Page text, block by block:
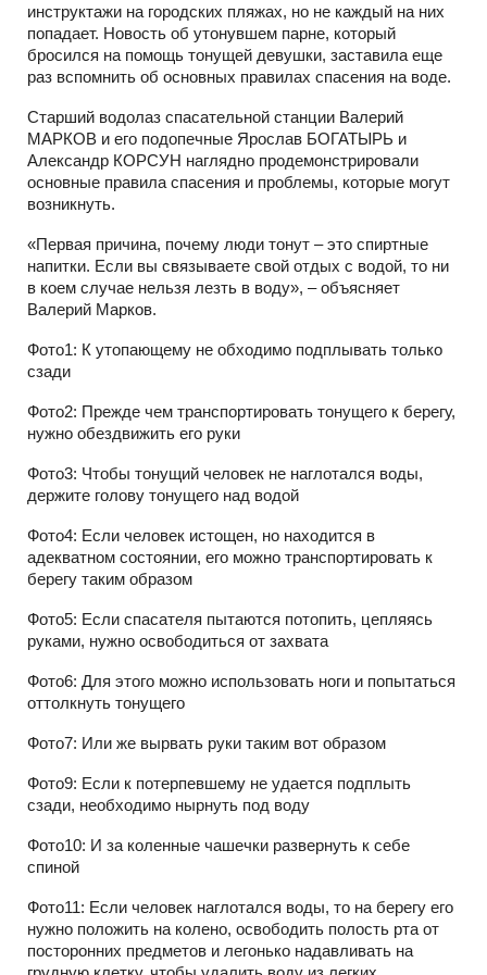
инструктажи на городских пляжах, но не каждый на них
попадает. Новость об утонувшем парне, который
бросился на помощь тонущей девушки, заставила еще
раз вспомнить об основных правилах спасения на воде.
Старший водолаз спасательной станции Валерий
МАРКОВ и его подопечные Ярослав БОГАТЫРЬ и
Александр КОРСУН наглядно продемонстрировали
основные правила спасения и проблемы, которые могут
возникнуть.
«Первая причина, почему люди тонут – это спиртные
напитки. Если вы связываете свой отдых с водой, то ни
в коем случае нельзя лезть в воду», – объясняет
Валерий Марков.
Фото1: К утопающему не обходимо подплывать только
сзади
Фото2: Прежде чем транспортировать тонущего к берегу,
нужно обездвижить его руки
Фото3: Чтобы тонущий человек не наглотался воды,
держите голову тонущего над водой
Фото4: Если человек истощен, но находится в
адекватном состоянии, его можно транспортировать к
берегу таким образом
Фото5: Если спасателя пытаются потопить, цепляясь
руками, нужно освободиться от захвата
Фото6: Для этого можно использовать ноги и попытаться
оттолкнуть тонущего
Фото7: Или же вырвать руки таким вот образом
Фото9: Если к потерпевшему не удается подплыть
сзади, необходимо нырнуть под воду
Фото10: И за коленные чашечки развернуть к себе
спиной
Фото11: Если человек наглотался воды, то на берегу его
нужно положить на колено, освободить полость рта от
посторонних предметов и легонько надавливать на